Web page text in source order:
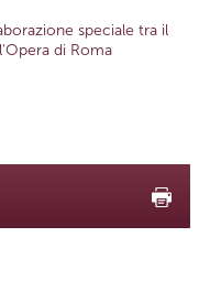
speciale tra il
di Roma